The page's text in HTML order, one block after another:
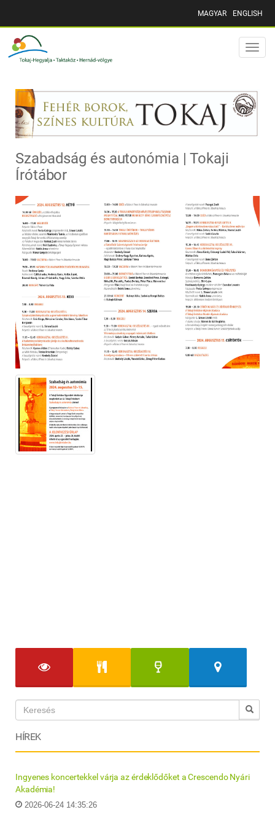
MAGYAR ENGLISH
Toggle
Szabadság és autonómia | Tokaji
Írótábor
HÍREK
Ingyenes koncertekkel várja az érdeklődőket a Crescendo Nyári
Akadémia!
2026-06-24 14:35:26